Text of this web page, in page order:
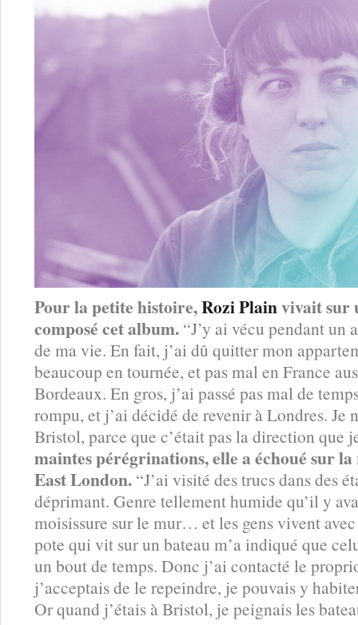
Pour la petite histoire,Rozi Plainvivait sur
composé cet album. “J’y ai vécu pendant un
de ma vie. En fait, j’ai dû quitter mon
beaucoup en tournée, et pas mal en France
Bordeaux. En gros, j’ai passé pas mal de
rompu, et j’ai décidé de revenir à Londres. Je
Bristol, parce que c’était pas la direction
maintes pérégrinations, elle a échoué sur
East London. “J’ai visité des trucs dans des
déprimant. Genre tellement humide qu’il y
moisissure sur le mur… et les gens vivent
pote qui vit sur un bateau m’a indiqué que
un bout de temps. Donc j’ai contacté le
j’acceptais de le repeindre, je pouvais y
Or quand j’étais à Bristol, je peignais les